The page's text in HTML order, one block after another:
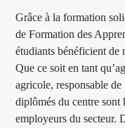
Grâce à la formation
de Formation des
étudiants bénéficient de
Que ce soit en tant
agricole, responsable
diplômés du centre sont
employeurs du secteur.